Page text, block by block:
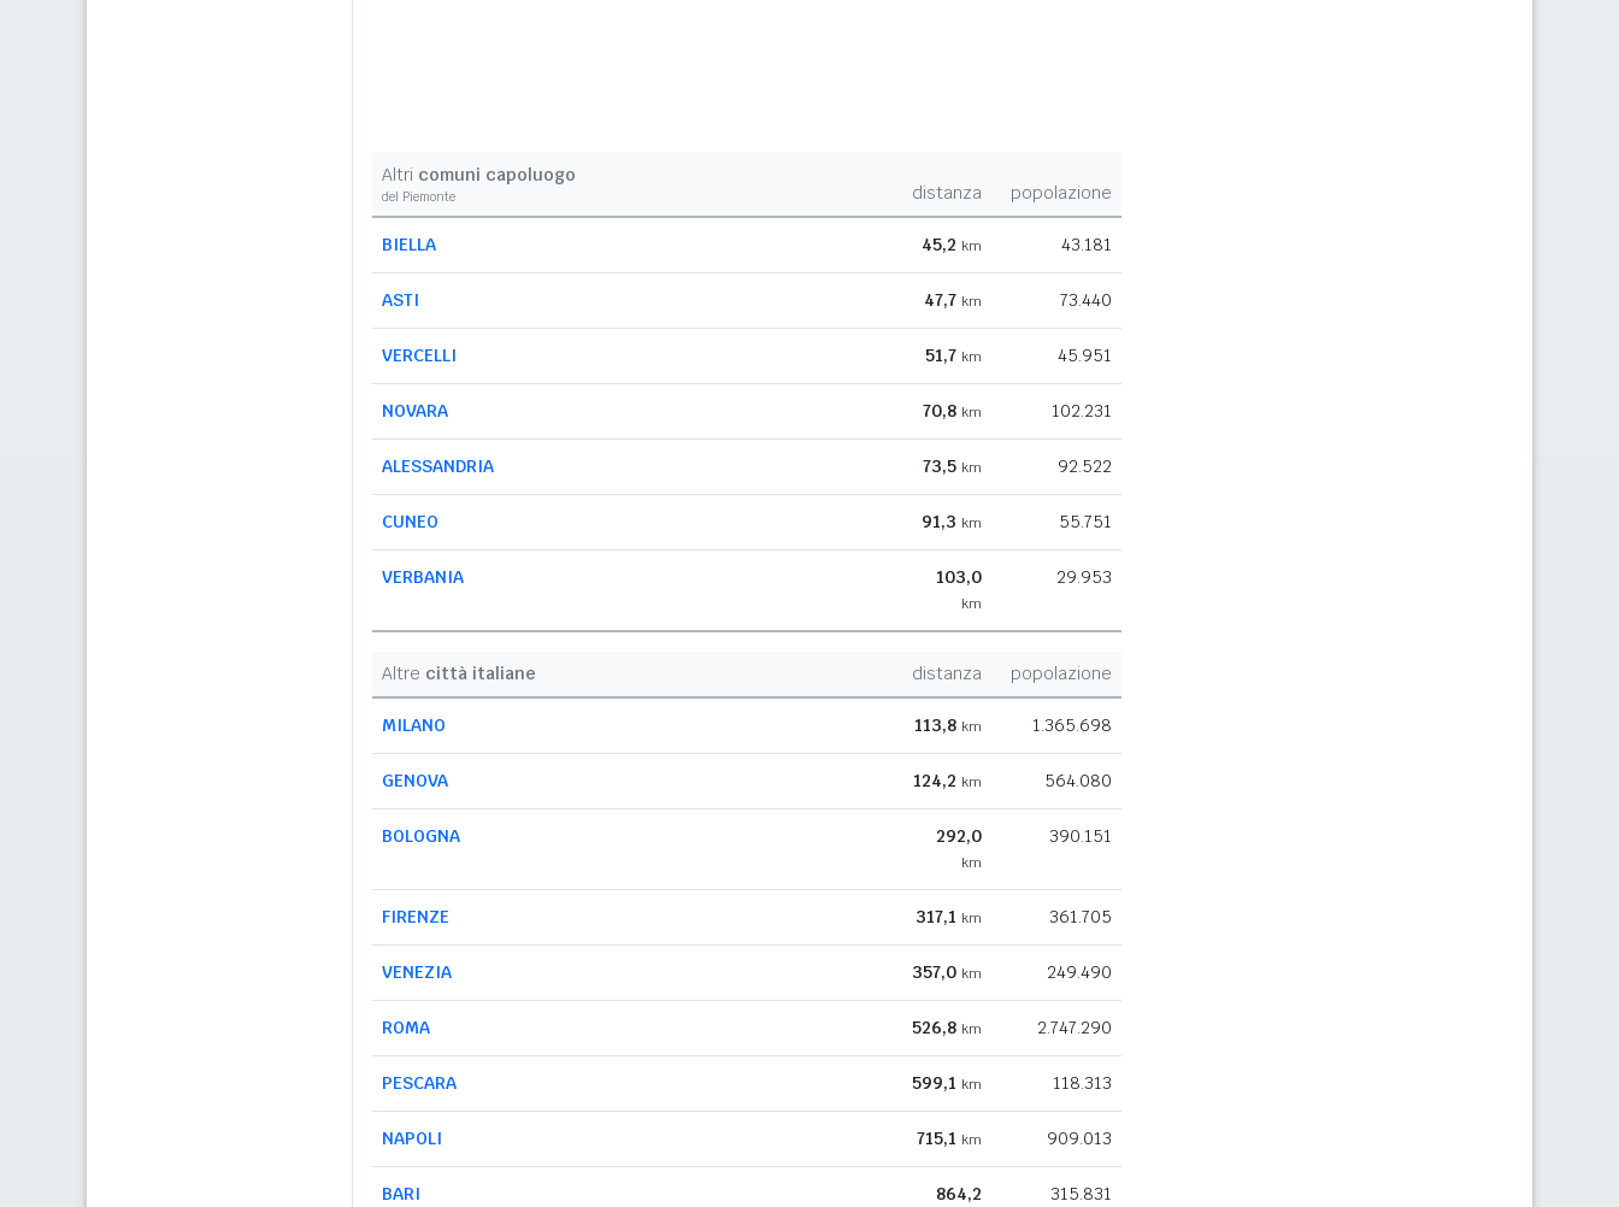
Altri comuni capoluogo
del Piemonte distanza popolazione
BIELLA 45,2 km 43.181
ASTI 47,7 km 73.440
VERCELLI 51,7 km 45.951
NOVARA 70,8 km 102.231
ALESSANDRIA 73,5 km 92.522
CUNEO 91,3 km 55.751
VERBANIA 103,0
km
29.953
Altre città italiane distanza popolazione
MILANO 113,8 km 1.365.698
GENOVA 124,2 km 564.080
BOLOGNA 292,0
km
390.151
FIRENZE 317,1 km 361.705
VENEZIA 357,0 km 249.490
ROMA 526,8 km 2.747.290
PESCARA 599,1 km 118.313
NAPOLI 715,1 km 909.013
BARI 864,2 315.831